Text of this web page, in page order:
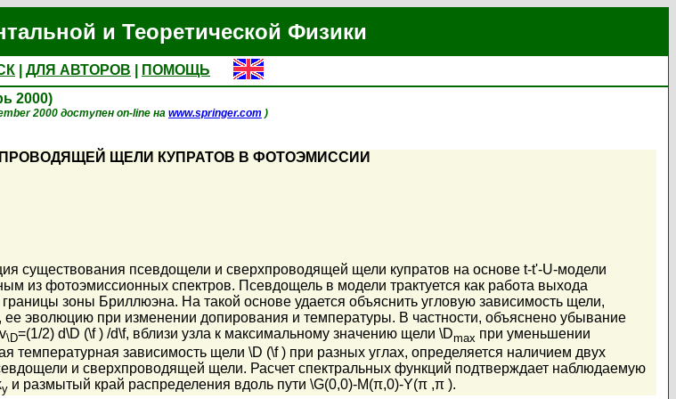
и Теоретической Физики
ДЛЯ АВТОРОВ
ПОМОЩЬ
2000)
2000 доступен on-line на www.springer.com )
ЩЕЛИ КУПРАТОВ В ФОТОЭМИССИИ
существования псевдощели и сверхпроводящей щели купратов на основе t-t'-U-модели
из фотоэмиссионных спектров. Псевдощель в модели трактуется как работа выхода
зоны Бриллюэна. На такой основе удается объяснить угловую зависимость щели,
эволюцию при изменении допирования и температуры. В частности, объяснено убывание
\D=(1/2) d\D (\f ) /d\f, вблизи узла к максимальному значению щели \Dmax при уменьшении
температурная зависимость щели \D (\f ) при разных углах, определяется наличием двух
и сверхпроводящей щели. Расчет спектральных функций подтверждает наблюдаемую
y и размытый край распределения вдоль пути \G(0,0)-M(π,0)-Y(π ,π ).